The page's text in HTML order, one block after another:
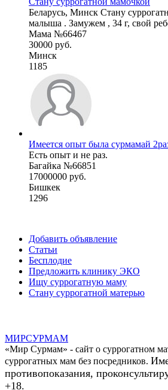
Беларусь, Минск Стану
малыша . Замужем , 34 г, свой
Мама №66467
30000 руб.
Минск
1185
Имеется опыт была сурмамай
Есть опыт и не раз.
Багайка №66851
17000000 руб.
Бишкек
1296
Добавить объявление
Статьи
Бесплодие
Предложить клинику ЭКО
Ищу суррогатную маму
Стану суррогатной матерью
МИРСУРМАМ
«Мир Сурмам» - сайт о суррогатном
суррогатных мам без посредников.
противопоказания,
+18.